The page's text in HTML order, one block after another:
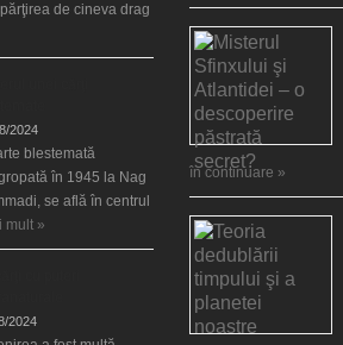
de cineva drag
2024
blestemată
în 1945 la Nag
se află în centrul
mult »
2024
în continuare »